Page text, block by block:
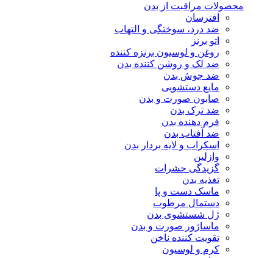
محصولات مراقبت از بدن
افترسان
ضد درد، سوختگی و التهاب
اتو برنز
روغن و لوسیون برنزه کننده
ضد لک و روشن کننده بدن
ضد جوش بدن
مایع دستشویی
صابون صورت و بدن
ضد ترک بدن
فرم دهنده بدن
ضد آفتاب بدن
اسکراب و لایه بردار بدن
وازلین
گزیدگی حشرات
تغذیه بدن
ماسک دست و پا
دستمال مرطوب
ژل شستشوی بدن
ماساژور صورت و بدن
تقویت کننده ناخن
کرم و لوسیون